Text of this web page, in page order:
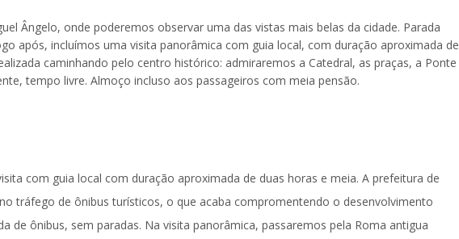
Ângelo, onde poderemos observar uma das vistas mais belas da cidade. Parada
após, incluímos uma visita panorâmica com guia local, com duração aproximada de
caminhando pelo centro histórico: admiraremos a Catedral, as praças, a Ponte
tempo livre. Almoço incluso aos passageiros com meia pensão.
com guia local com duração aproximada de duas horas e meia. A prefeitura de
tráfego de ônibus turísticos, o que acaba compromentendo o desenvolvimento
de ônibus, sem paradas. Na visita panorâmica, passaremos pela Roma antigua